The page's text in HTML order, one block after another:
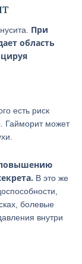
При
область
есть риск
Гайморит может
В это же
болевые
внутри